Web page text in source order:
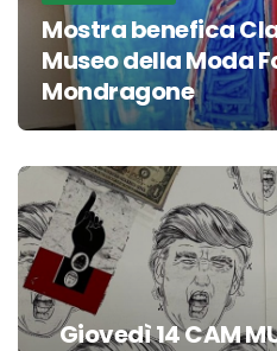
Mostra benefica
Museo della Moda
Mondragone
Giovedì 14 CAM